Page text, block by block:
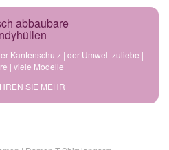
abbaubare
Kantenschutz | der Umwelt zuliebe |
| viele Modelle
SIE MEHR